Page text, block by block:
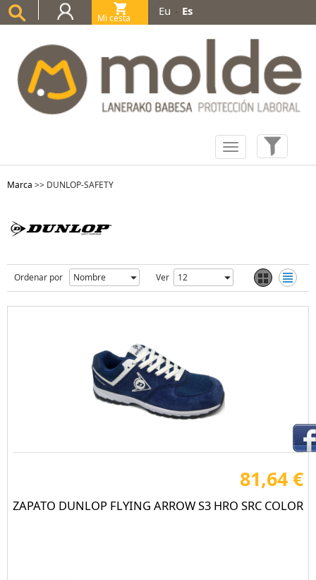
Mi cesta
(0)
Eu - Es
Marca >> DUNLOP-SAFETY
Ordenar por Ver
81,64 €
ZAPATO DUNLOP FLYING ARROW S3 HRO SRC COLOR